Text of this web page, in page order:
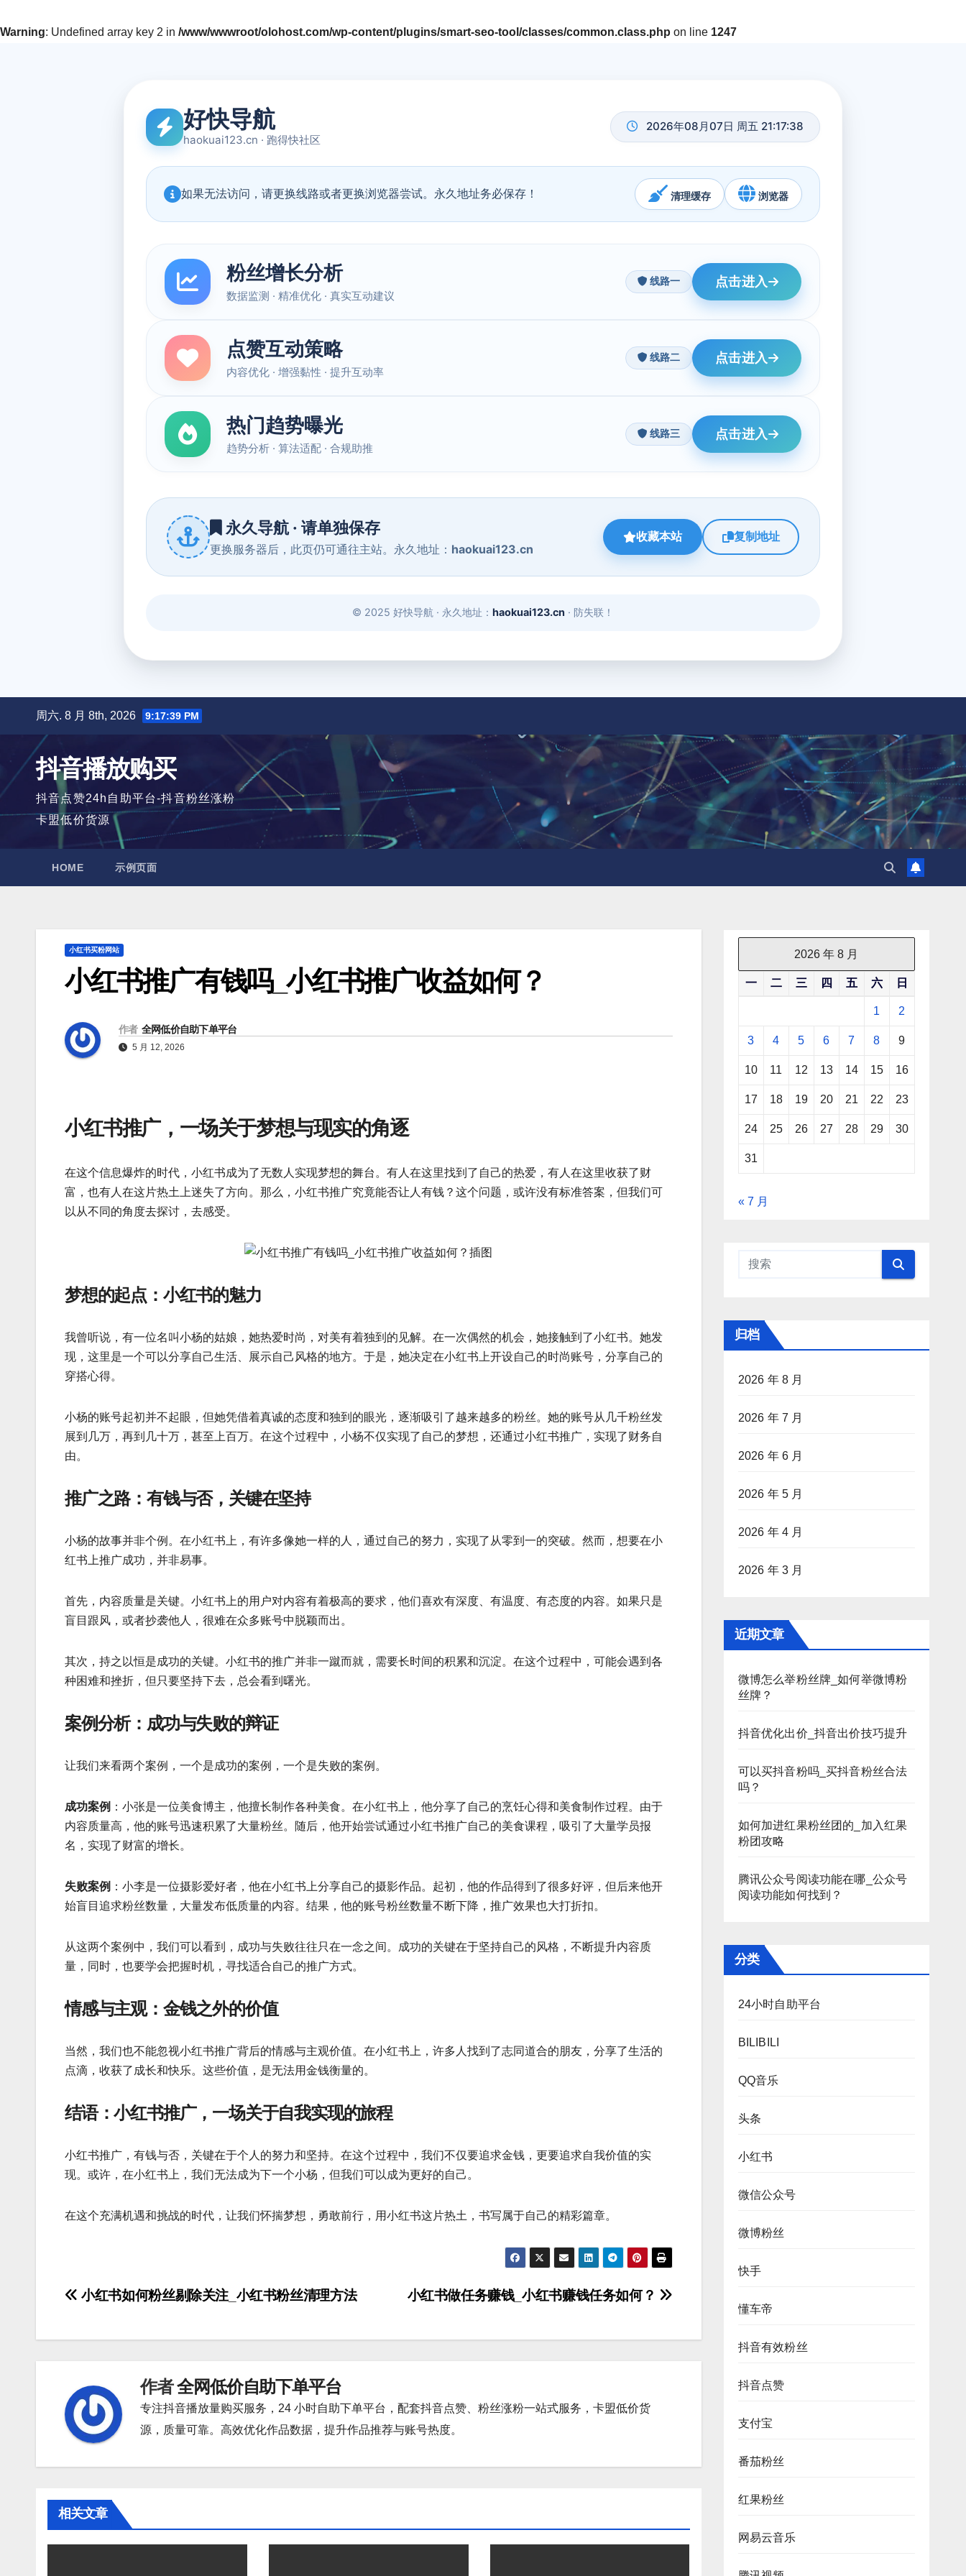
Warning: Undefined array key 2 in /www/wwwroot/olohost.com/wp-content/plugins/smart-seo-tool/classes/common.class.php on line 1247
周六. 8 月 8th, 2026 9:17:40 PM
抖音播放购买
抖音点赞24h自助平台-抖音粉丝涨粉
卡盟低价货源
HOME 示例页面
小红书买粉网站
小红书推广有钱吗_小红书推广收益如何？
作者 全网低价自助下单平台
5 月 12, 2026
小红书推广，一场关于梦想与现实的角逐
在这个信息爆炸的时代，小红书成为了无数人实现梦想的舞台。有人在这里找到了自己的热爱，有人在这里收获了财
富，也有人在这片热土上迷失了方向。那么，小红书推广究竟能否让人有钱？这个问题，或许没有标准答案，但我们可
以从不同的角度去探讨，去感受。
梦想的起点：小红书的魅力
我曾听说，有一位名叫小杨的姑娘，她热爱时尚，对美有着独到的见解。在一次偶然的机会，她接触到了小红书。她发
现，这里是一个可以分享自己生活、展示自己风格的地方。于是，她决定在小红书上开设自己的时尚账号，分享自己的
穿搭心得。
小杨的账号起初并不起眼，但她凭借着真诚的态度和独到的眼光，逐渐吸引了越来越多的粉丝。她的账号从几千粉丝发
展到几万，再到几十万，甚至上百万。在这个过程中，小杨不仅实现了自己的梦想，还通过小红书推广，实现了财务自
由。
推广之路：有钱与否，关键在坚持
小杨的故事并非个例。在小红书上，有许多像她一样的人，通过自己的努力，实现了从零到一的突破。然而，想要在小
红书上推广成功，并非易事。
首先，内容质量是关键。小红书上的用户对内容有着极高的要求，他们喜欢有深度、有温度、有态度的内容。如果只是
盲目跟风，或者抄袭他人，很难在众多账号中脱颖而出。
其次，持之以恒是成功的关键。小红书的推广并非一蹴而就，需要长时间的积累和沉淀。在这个过程中，可能会遇到各
种困难和挫折，但只要坚持下去，总会看到曙光。
案例分析：成功与失败的辩证
让我们来看两个案例，一个是成功的案例，一个是失败的案例。
成功案例 ：小张是一位美食博主，他擅长制作各种美食。在小红书上，他分享了自己的烹饪心得和美食制作过程。由于
内容质量高，他的账号迅速积累了大量粉丝。随后，他开始尝试通过小红书推广自己的美食课程，吸引了大量学员报
名，实现了财富的增长。
失败案例 ：小李是一位摄影爱好者，他在小红书上分享自己的摄影作品。起初，他的作品得到了很多好评，但后来他开
始盲目追求粉丝数量，大量发布低质量的内容。结果，他的账号粉丝数量不断下降，推广效果也大打折扣。
从这两个案例中，我们可以看到，成功与失败往往只在一念之间。成功的关键在于坚持自己的风格，不断提升内容质
量，同时，也要学会把握时机，寻找适合自己的推广方式。
情感与主观：金钱之外的价值
当然，我们也不能忽视小红书推广背后的情感与主观价值。在小红书上，许多人找到了志同道合的朋友，分享了生活的
点滴，收获了成长和快乐。这些价值，是无法用金钱衡量的。
结语：小红书推广，一场关于自我实现的旅程
小红书推广，有钱与否，关键在于个人的努力和坚持。在这个过程中，我们不仅要追求金钱，更要追求自我价值的实
现。或许，在小红书上，我们无法成为下一个小杨，但我们可以成为更好的自己。
在这个充满机遇和挑战的时代，让我们怀揣梦想，勇敢前行，用小红书这片热土，书写属于自己的精彩篇章。
文
航
小红书做任务赚钱_小红书赚钱任务如何？
小红书如何粉丝剔除关注_小红书粉丝清理方法
作者全网低价自助下单平台
专注抖音播放量购买服务，24 小时自助下单平台，配套抖音点赞、粉丝涨粉一站式服务，卡盟低价货
源，质量可靠。高效优化作品数据，提升作品推荐与账号热度。
相关文章
2026 年 8 月
一 二 三 四 五 六 日
1 2
3 4 5 6 7 8 9
10 11 12 13 14 15 16
17 18 19 20 21 22 23
24 25 26 27 28 29 30
31
« 7 月
归档
2026 年 8 月
2026 年 7 月
2026 年 6 月
2026 年 5 月
2026 年 4 月
2026 年 3 月
近期文章
微博怎么举粉丝牌_如何举微博粉
丝牌？
抖音优化出价_抖音出价技巧提升
可以买抖音粉吗_买抖音粉丝合法
吗？
如何加进红果粉丝团的_加入红果
粉团攻略
腾讯公众号阅读功能在哪_公众号
阅读功能如何找到？
分类
24小时自助平台
BILIBILI
QQ音乐
头条
小红书
微信公众号
微博粉丝
快手
懂车帝
抖音有效粉丝
抖音点赞
支付宝
番茄粉丝
红果粉丝
网易云音乐